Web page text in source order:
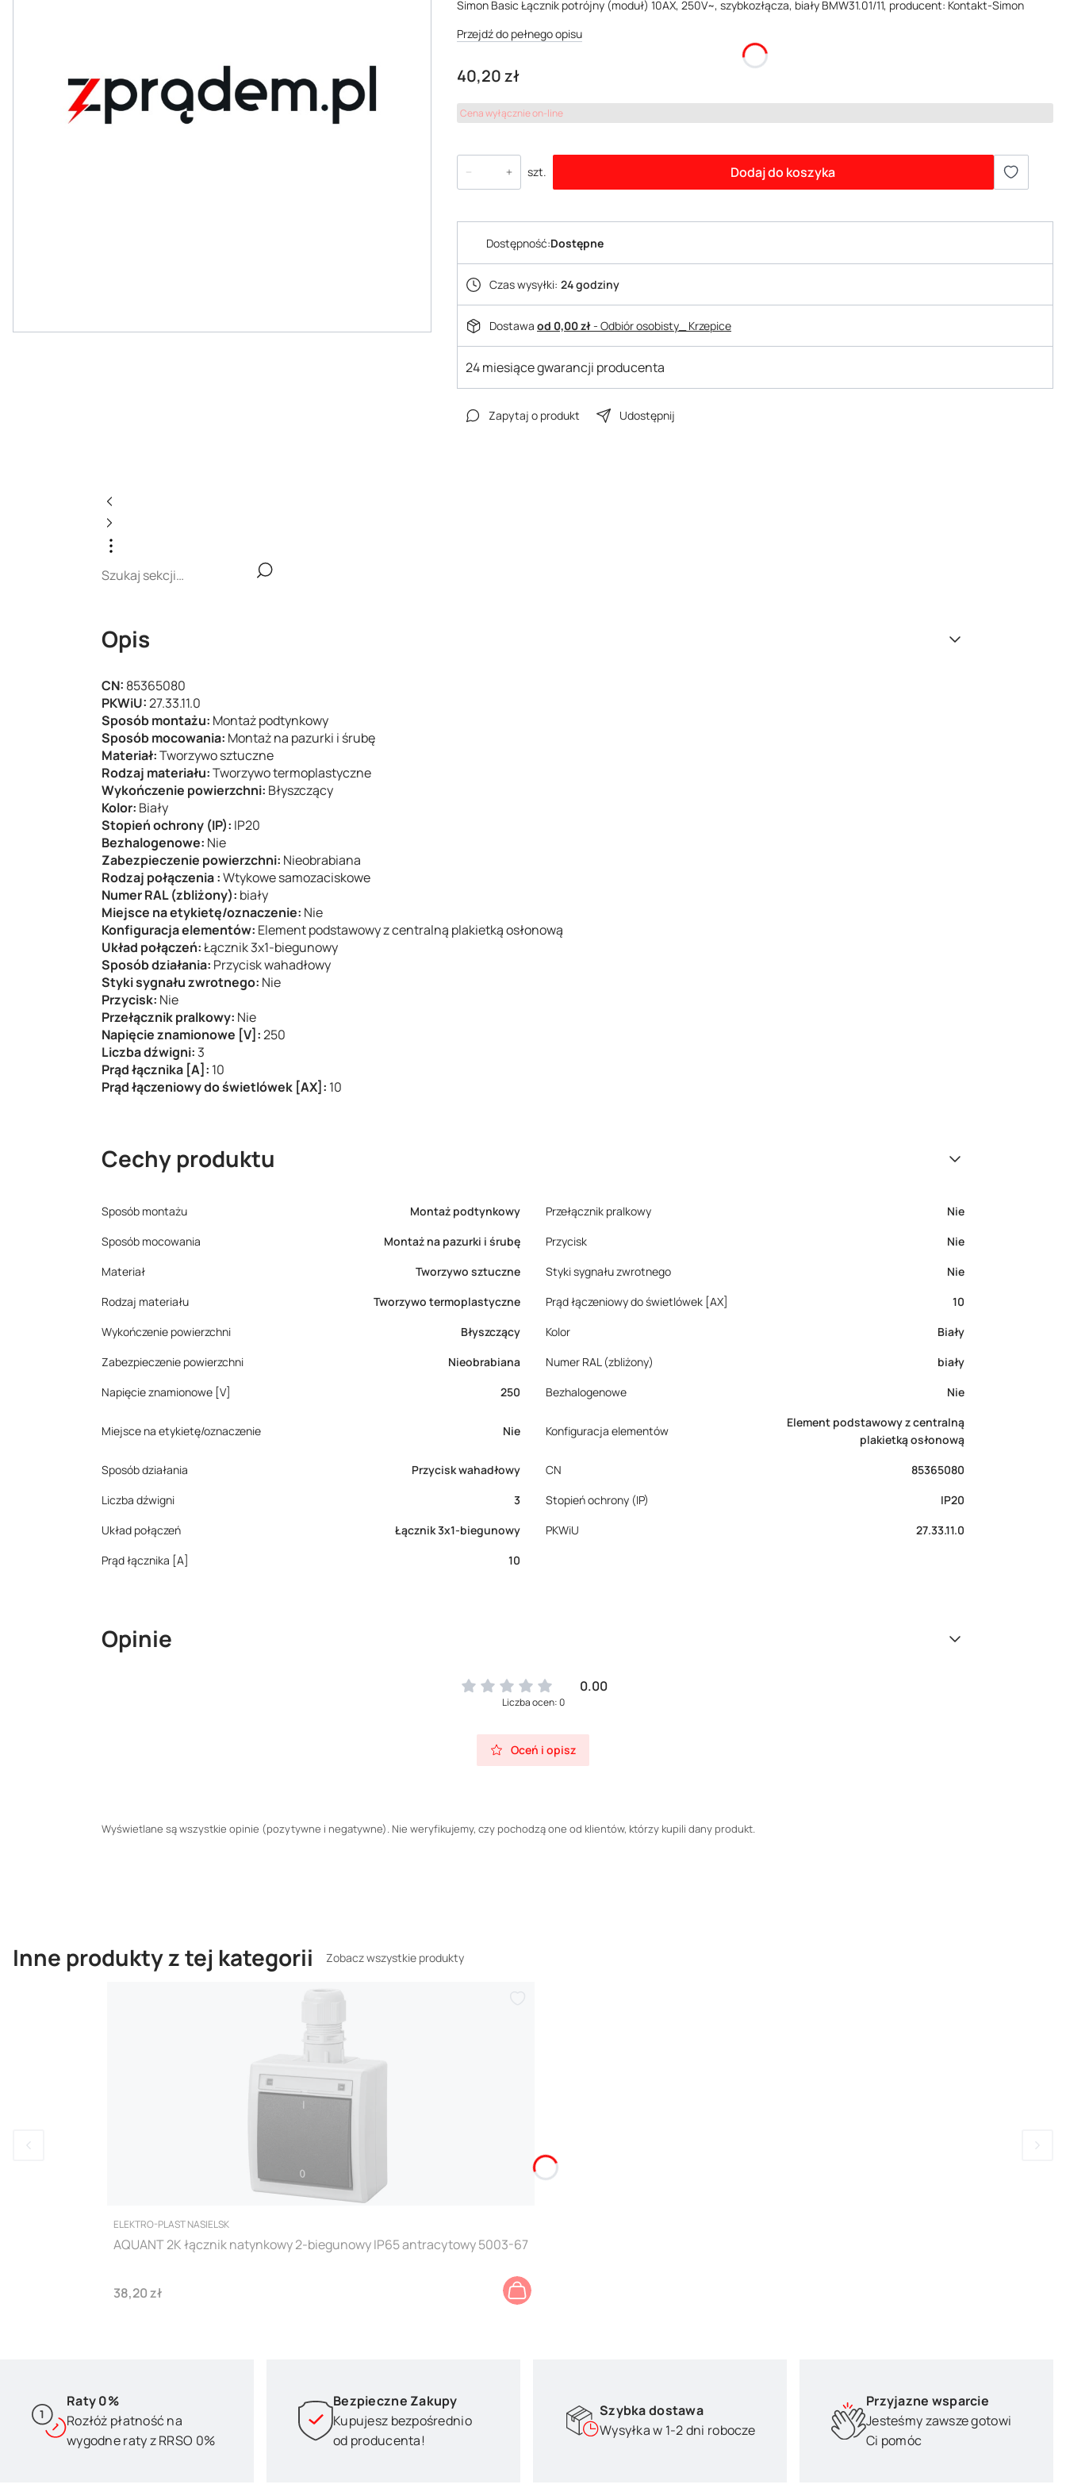
Simon Basic Łącznik potrójny (moduł) 10AX, 250V~, szybkozłącza, biały BMW31.01/11, producent: Kontakt-Simon
Przejdź do pełnego opisu
Cena
40,20 zł
Cena wyłącznie on-line
szt. Dodaj do koszyka
Dostępność:Dostępne
Czas wysyłki: 24 godziny
Dostawa od 0,00 zł- Odbiór osobisty_ Krzepice
24 miesiące gwarancji producenta
Zapytaj o produkt Udostępnij
Opis
CN: 85365080
PKWiU:27.33.11.0
Sposób montażu: Montaż podtynkowy
Sposób mocowania: Montaż na pazurki i śrubę
Materiał:Tworzywo sztuczne
Rodzaj materiału:Tworzywo termoplastyczne
Wykończenie powierzchni: Błyszczący
Kolor: Biały
Stopień ochrony (IP): IP20
Bezhalogenowe: Nie
Zabezpieczenie powierzchni: Nieobrabiana
Rodzaj połączenia :Wtykowe samozaciskowe
Numer RAL (zbliżony): biały
Miejsce na etykietę/oznaczenie: Nie
Konfiguracja elementów: Element podstawowy z centralną plakietką osłonową
Układ połączeń:Łącznik 3x1-biegunowy
Sposób działania: Przycisk wahadłowy
Styki sygnału zwrotnego: Nie
Przycisk: Nie
Przełącznik pralkowy: Nie
Napięcie znamionowe [V]:250
Liczba dźwigni: 3
Prąd łącznika [A]: 10
Prąd łączeniowy do świetlówek [AX]: 10
Cechy produktu
Sposób montażu Montaż podtynkowy Przełącznik pralkowy
Nie
Sposób mocowania
Montaż na pazurki i śrubę Przycisk
Nie
Materiał
Tworzywo sztuczne Styki sygnału zwrotnego
Nie
Rodzaj materiału
Tworzywo termoplastyczne Prąd łączeniowy do świetlówek [AX]
10
Wykończenie powierzchni
Błyszczący Kolor
Biały
Zabezpieczenie powierzchni
Nieobrabiana Numer RAL (zbliżony)
biały
Napięcie znamionowe [V]
250 Bezhalogenowe Nie
Miejsce na etykietę/oznaczenie Nie Konfiguracja elementów
Element podstawowy z centralną
plakietką osłonową
Sposób działania
Przycisk wahadłowy CN
85365080
Liczba dźwigni
3 Stopień ochrony (IP)
IP20
Układ połączeń
Łącznik 3x1-biegunowy PKWiU
27.33.11.0
Prąd łącznika [A]
10
Opinie
0.00
Liczba ocen: 0
Oceń i opisz
Wyświetlane są wszystkie opinie (pozytywne i negatywne). Nie weryfikujemy, czy pochodzą one od klientów, którzy kupili dany produkt.
Inne produkty z tej kategorii Zobacz wszystkie produkty
PRODUCENT
ELEKTRO-PLAST NASIELSK
AQUANT 2K łącznik natynkowy 2-biegunowy IP65 antracytowy 5003-67
Cena
38,20 zł
Raty 0%
Rozłóż płatność na
wygodne raty z RRSO 0%
Bezpieczne Zakupy
Kupujesz bezpośrednio
od producenta!
Szybka dostawa
Wysyłka w 1-2 dni robocze
Przyjazne wsparcie
Jesteśmy zawsze gotowi
Ci pomóc